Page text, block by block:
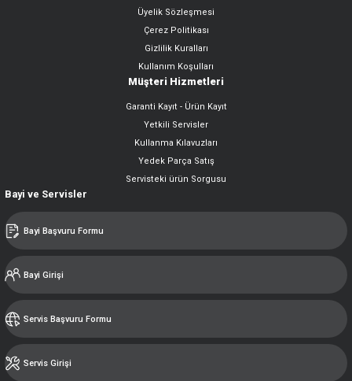
Üyelik Sözleşmesi
Çerez Politikası
Gizlilik Kuralları
Kullanım Koşulları
Müşteri Hizmetleri
Garanti Kayıt - Ürün Kayıt
Yetkili Servisler
Kullanma Kılavuzları
Yedek Parça Satış
Servisteki ürün Sorgusu
Bayi ve Servisler
Bayi Başvuru Formu
Bayi Girişi
Servis Başvuru Formu
Servis Girişi